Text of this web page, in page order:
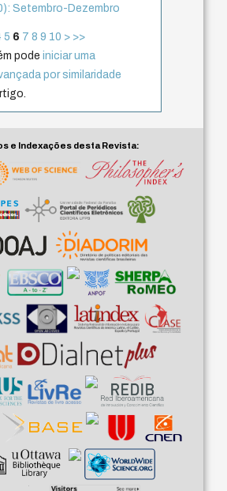
Setembro-Dezembro
5 6 7 8 9 10 > >>
podeiniciar uma
por similaridade
e Indexações desta Revista: